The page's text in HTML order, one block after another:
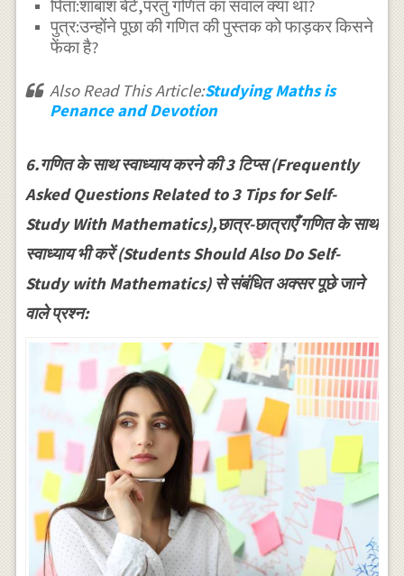
पिता:शाबाश बेटे,परंतु गणित का सवाल क्या था?
पुत्र:उन्होंने पूछा की गणित की पुस्तक को फाड़कर किसने
फेंका है?
Also Read This Article:Studying Maths is
Penance and Devotion
6.गणित के साथ स्वाध्याय करने की 3 टिप्स (Frequently
Asked Questions Related to 3 Tips for Self-
Study With Mathematics),छात्र-छात्राएँ गणित के साथ
स्वाध्याय भी करें (Students Should Also Do Self-
Study with Mathematics) से संबंधित अक्सर पूछे जाने
वाले प्रश्न: